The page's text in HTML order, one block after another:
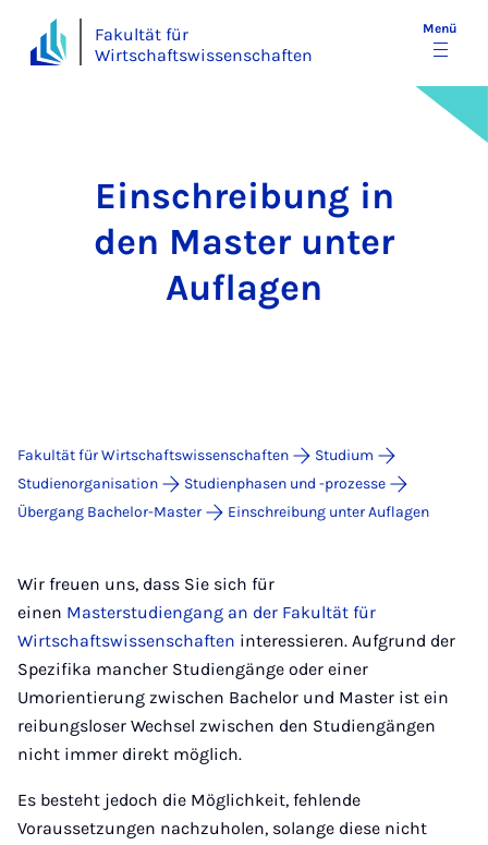
Fakultät für
Wirtschaftswissenschaften
Menü
Ein­schrei­bung in
den Mas­ter un­ter
Auf­la­gen
Fakultät für Wirtschaftswissenschaften
Studium
Studienorganisation
Studienphasen und -prozesse
Übergang Bachelor-Master
Einschreibung unter Auflagen
Wir freuen uns, dass Sie sich für
einen Masterstudiengang an der Fakultät für
Wirtschaftswissenschaften interessieren. Aufgrund der
Spezifika mancher Studiengänge oder einer
Umorientierung zwischen Bachelor und Master ist ein
reibungsloser Wechsel zwischen den Studiengängen
nicht immer direkt möglich.
Es besteht jedoch die Möglichkeit, fehlende
Voraussetzungen nachzuholen, solange diese nicht